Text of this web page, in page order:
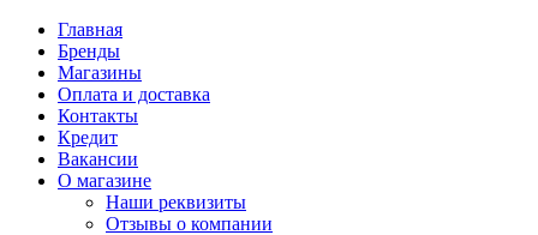
Главная
Бренды
Магазины
Оплата и доставка
Контакты
Кредит
Вакансии
О магазине
Наши реквизиты
Отзывы о компании